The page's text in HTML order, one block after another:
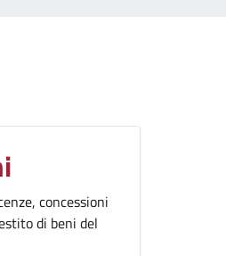
concessioni
di beni del